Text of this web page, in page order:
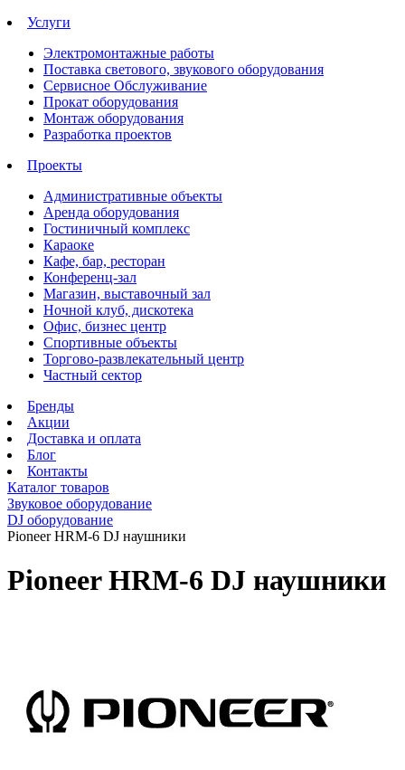
Услуги
Электромонтажные работы
Поставка светового, звукового оборудования
Сервисное Обслуживание
Прокат оборудования
Монтаж оборудования
Разработка проектов
Проекты
Административные объекты
Аренда оборудования
Гостиничный комплекс
Караоке
Кафе, бар, ресторан
Конференц-зал
Магазин, выставочный зал
Ночной клуб, дискотека
Офис, бизнес центр
Спортивные объекты
Торгово-развлекательный центр
Частный сектор
Бренды
Акции
Доставка и оплата
Блог
Контакты
Каталог товаров
Звуковое оборудование
DJ оборудование
Pioneer HRM-6 DJ наушники
Pioneer HRM-6 DJ наушники